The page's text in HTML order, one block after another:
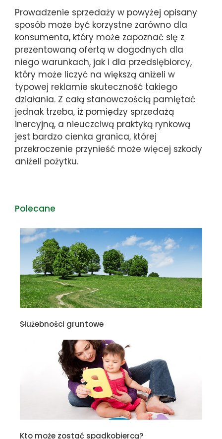
Prowadzenie sprzedaży w powyżej opisany
sposób może być korzystne zarówno dla
konsumenta, który może zapoznać się z
prezentowaną ofertą w dogodnych dla
niego warunkach, jak i dla przedsiębiorcy,
który może liczyć na większą aniżeli w
typowej reklamie skuteczność takiego
działania. Z całą stanowczością pamiętać
jednak trzeba, iż pomiędzy sprzedażą
inercyjną, a nieuczciwą praktyką rynkową
jest bardzo cienka granica, której
przekroczenie przynieść może więcej szkody
aniżeli pożytku.
Polecane
Służebności gruntowe
Kto może zostać spadkobiercą?